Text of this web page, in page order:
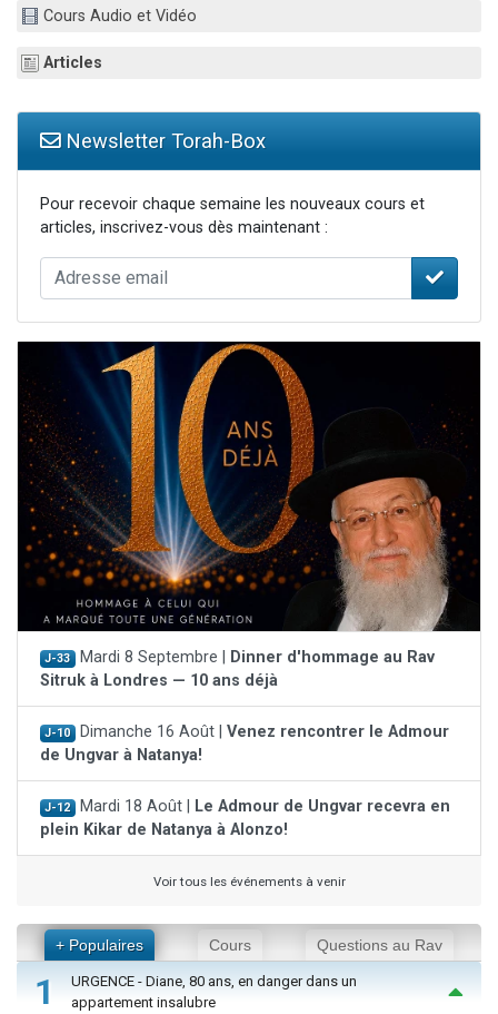
Eva vient de donner son Maasser
Cours Audio et Vidéo
Articles
Newsletter Torah-Box
Pour recevoir chaque semaine les nouveaux cours et
articles, inscrivez-vous dès maintenant :
J-33 Mardi 8 Septembre |
Dinner d'hommage au Rav
Sitruk à Londres — 10 ans déjà
J-10 Dimanche 16 Août | Venez rencontrer le Admour
de Ungvar à Natanya!
J-12 Mardi 18 Août |
Le Admour de Ungvar recevra en
plein Kikar de Natanya à Alonzo!
Voir tous les événements à venir
+ Populaires Cours Questions au Rav
1
URGENCE - Diane, 80 ans, en danger dans un
appartement insalubre